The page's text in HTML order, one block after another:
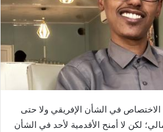
في الشأن الإفريقي ولا حتى
لكن لا أمنح الأقدمية لأحد في الشأن